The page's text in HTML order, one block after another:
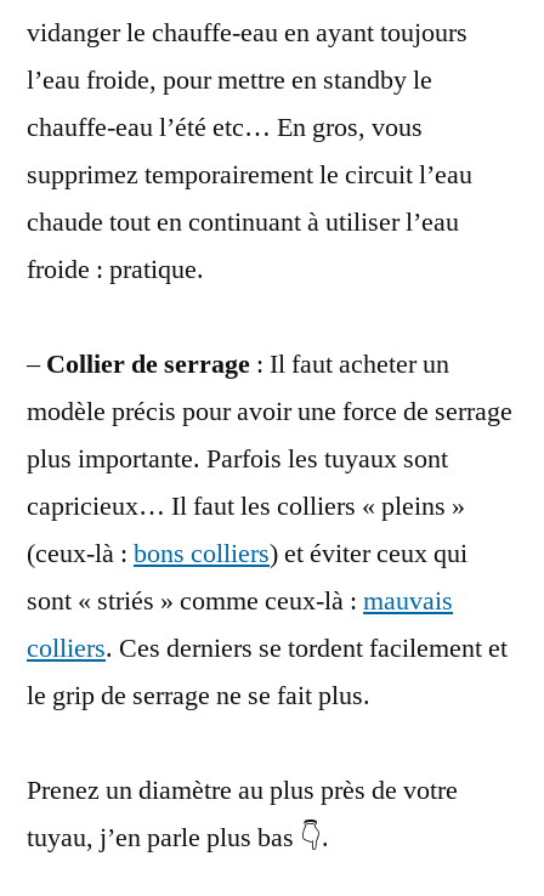
vidanger le chauffe-eau en ayant toujours
l’eau froide, pour mettre en standby le
chauffe-eau l’été etc… En gros, vous
supprimez temporairement le circuit l’eau
chaude tout en continuant à utiliser l’eau
froide : pratique.
–Collier de serrage : Il faut acheter un
modèle précis pour avoir une force de serrage
plus importante. Parfois les tuyaux sont
capricieux… Il faut les colliers « pleins »
(ceux-là : bons colliers) et éviter ceux qui
sont « striés » comme ceux-là : mauvais
colliers. Ces derniers se tordent facilement et
le grip de serrage ne se fait plus.
Prenez un diamètre au plus près de votre
tuyau, j’en parle plus bas 👇.